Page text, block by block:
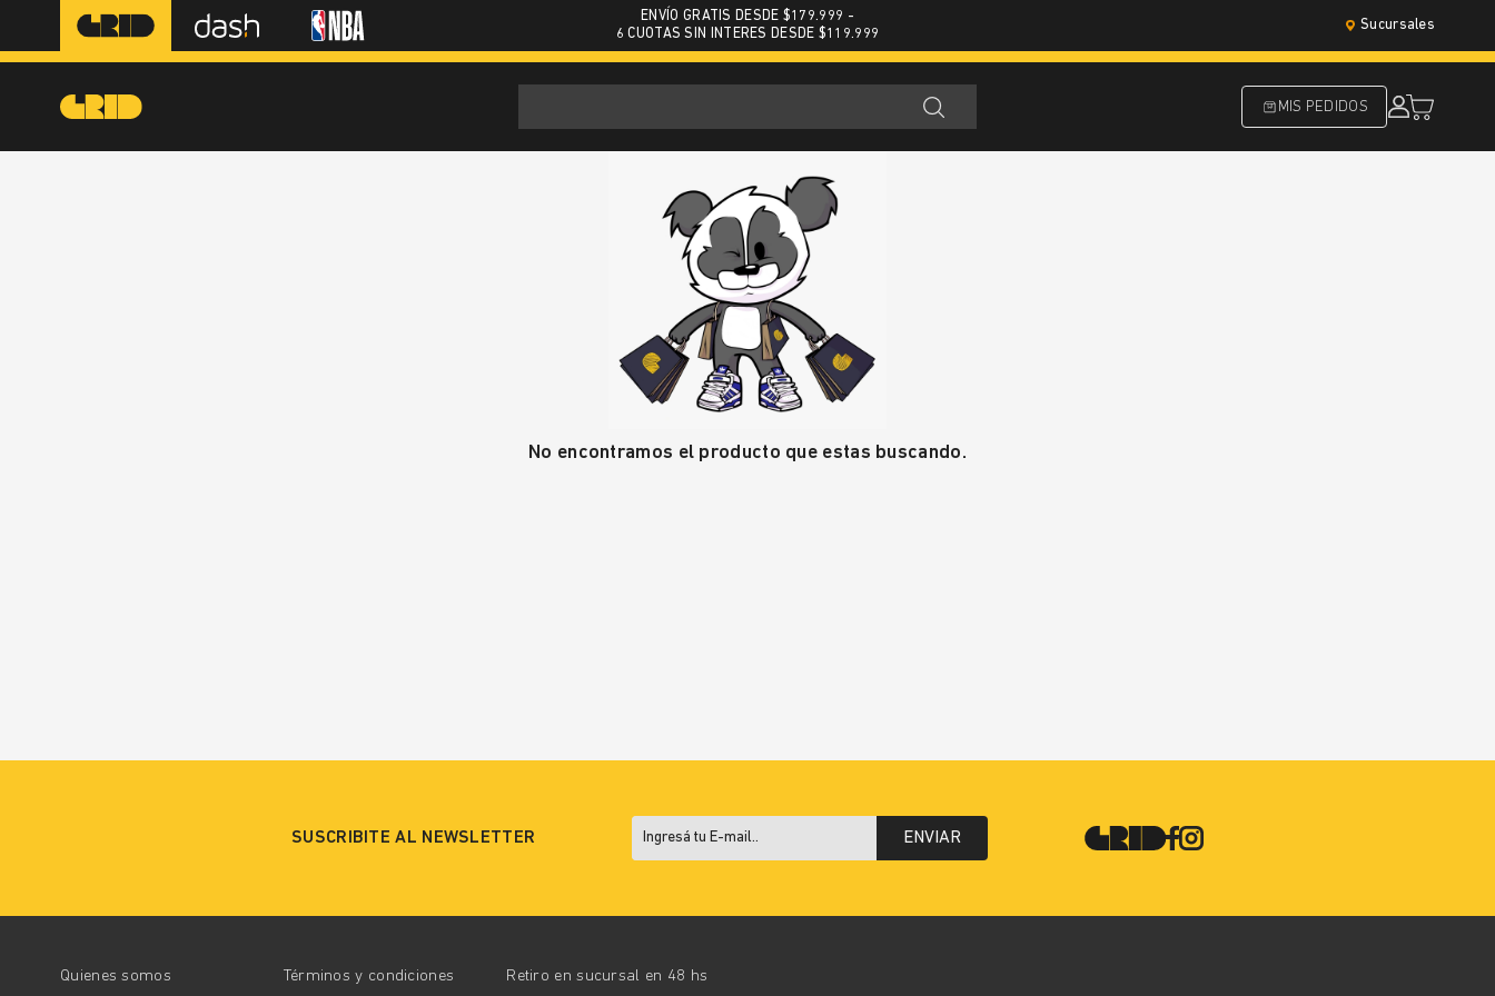
ENVÍO GRATIS DESDE $179.999 -
6 CUOTAS SIN INTERES DESDE $119.999
Sucursales
MIS PEDIDOS
No encontramos el producto que estas buscando.
SUSCRIBITE AL NEWSLETTER ENVIAR
Quienes somos Términos y condiciones Retiro en sucursal en 48 hs